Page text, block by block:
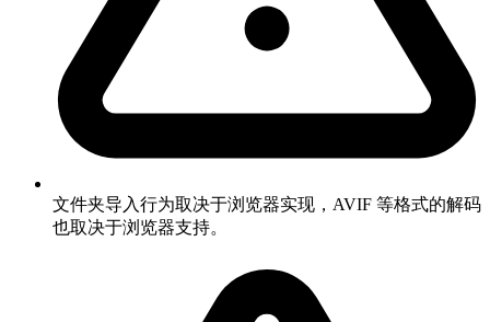
文件夹导入行为取决于浏览器实现，AVIF 等格式的解码
也取决于浏览器支持。